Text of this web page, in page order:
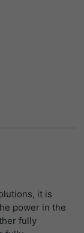
it is
power in the
fully